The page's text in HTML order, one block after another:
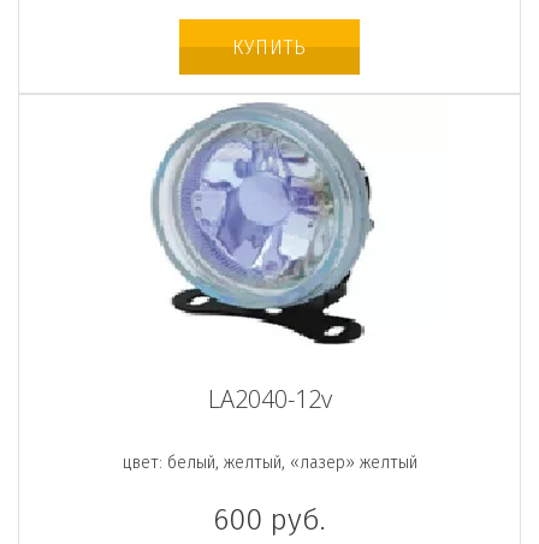
КУПИТЬ
LA2040-12v
цвет: белый, желтый, «лазер» желтый
600 руб.